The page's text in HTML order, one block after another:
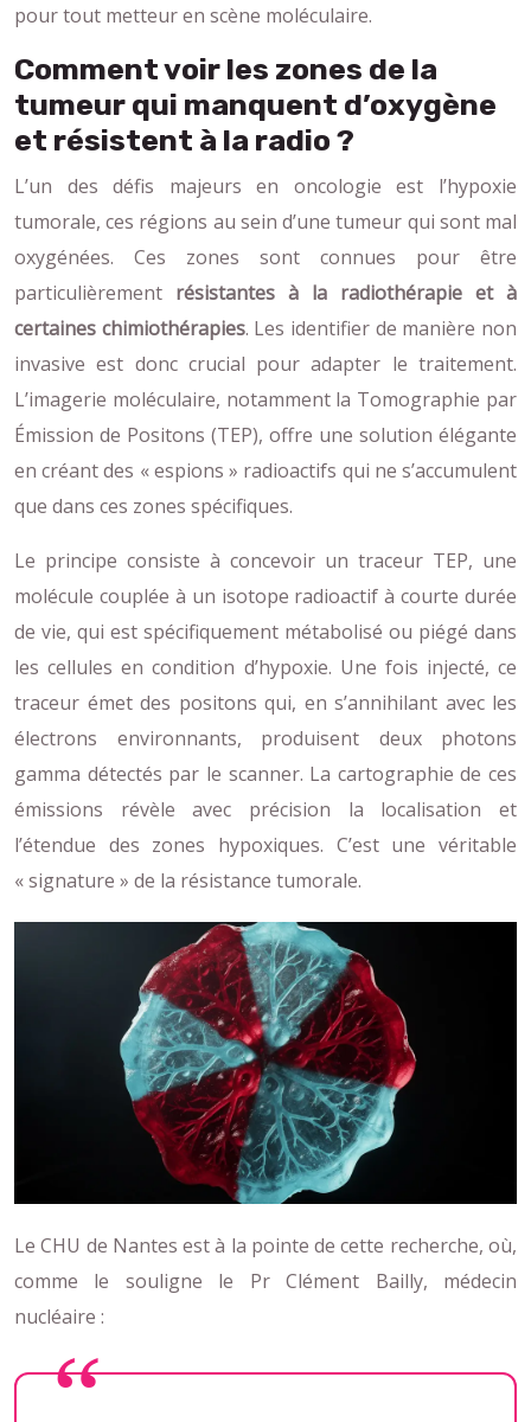
pour tout metteur en scène moléculaire.
Comment voir les zones de la
tumeur qui manquent d’oxygène
et résistent à la radio ?
L’un des défis majeurs en oncologie est l’hypoxie
tumorale, ces régions au sein d’une tumeur qui sont mal
oxygénées. Ces zones sont connues pour être
particulièrement résistantes à la radiothérapie et à
certaines chimiothérapies. Les identifier de manière non
invasive est donc crucial pour adapter le traitement.
L’imagerie moléculaire, notamment la Tomographie par
Émission de Positons (TEP), offre une solution élégante
en créant des « espions » radioactifs qui ne s’accumulent
que dans ces zones spécifiques.
Le principe consiste à concevoir un traceur TEP, une
molécule couplée à un isotope radioactif à courte durée
de vie, qui est spécifiquement métabolisé ou piégé dans
les cellules en condition d’hypoxie. Une fois injecté, ce
traceur émet des positons qui, en s’annihilant avec les
électrons environnants, produisent deux photons
gamma détectés par le scanner. La cartographie de ces
émissions révèle avec précision la localisation et
l’étendue des zones hypoxiques. C’est une véritable
« signature » de la résistance tumorale.
Le CHU de Nantes est à la pointe de cette recherche, où,
comme le souligne le Pr Clément Bailly, médecin
nucléaire :